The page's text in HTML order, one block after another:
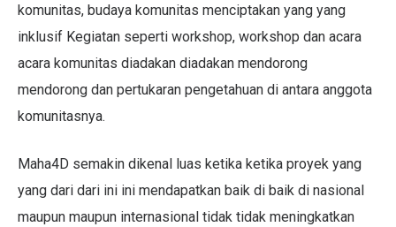
komunitas, budaya komunitas menciptakan yang yang
inklusif Kegiatan seperti workshop, workshop dan acara
acara komunitas diadakan diadakan mendorong
mendorong dan pertukaran pengetahuan di antara anggota
komunitasnya.
Maha4D semakin dikenal luas ketika ketika proyek yang
yang dari dari ini ini mendapatkan baik di baik di nasional
maupun maupun internasional tidak tidak meningkatkan